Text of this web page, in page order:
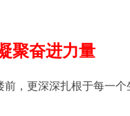
聚奋进力量
，更深深扎根于每一个